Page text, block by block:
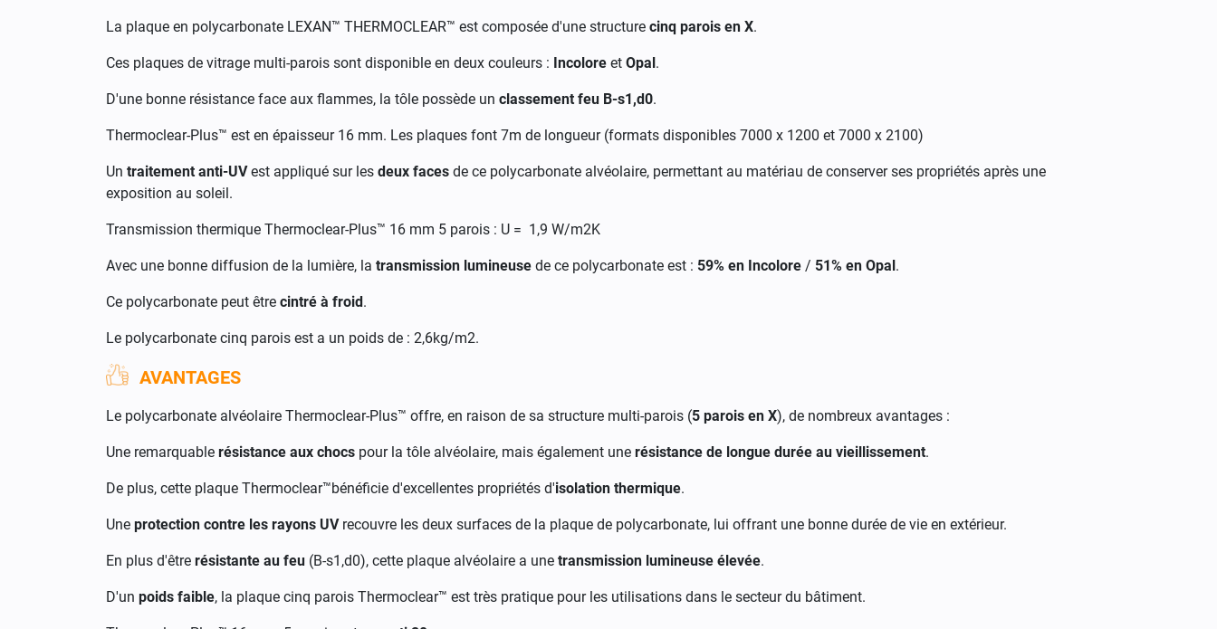
La plaque en polycarbonate LEXAN™ THERMOCLEAR™ est composée d'une structure cinq parois en X.
Ces plaques de vitrage multi-parois sont disponible en deux couleurs : Incolore et Opal.
D'une bonne résistance face aux flammes, la tôle possède un classement feu B-s1,d0.
Thermoclear-Plus™ est en épaisseur 16 mm. Les plaques font 7m de longueur (formats disponibles 7000 x 1200 et 7000 x 2100)
Un traitement anti-UVest appliqué sur les deux faces de ce polycarbonate alvéolaire, permettant au matériau de conserver ses propriétés après une
exposition au soleil.
Transmission thermique Thermoclear-Plus™ 16 mm 5 parois : U = 1,9 W/m2K
Avec une bonne diffusion de la lumière, la transmission lumineuse de ce polycarbonate est : 59% en Incolore / 51% en Opal.
Ce polycarbonate peut être cintré à froid.
Le polycarbonate cinq parois est a un poids de : 2,6kg/m2.
AVANTAGES
Le polycarbonate alvéolaire Thermoclear-Plus™ offre, en raison de sa structure multi-parois (5 parois en X), de nombreux avantages :
Une remarquable résistance aux chocs pour la tôle alvéolaire, mais également une résistance de longue durée au vieillissement.
De plus, cette plaque Thermoclear™bénéficie d'excellentes propriétés d'isolation thermique.
Une protection contre les rayons UVrecouvre les deux surfaces de la plaque de polycarbonate, lui offrant une bonne durée de vie en extérieur.
En plus d'être résistante au feu (B-s1,d0), cette plaque alvéolaire a une transmission lumineuse élevée.
D'un poids faible, la plaque cinq parois Thermoclear™ est très pratique pour les utilisations dans le secteur du bâtiment.